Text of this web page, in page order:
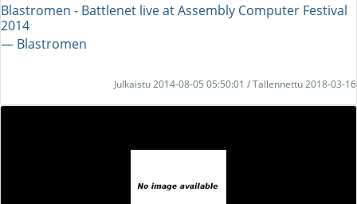
Blastromen - Battlenet live at Assembly Computer Festival
2014
― Blastromen
Julkaistu 2014-08-05 05:50:01 / Tallennettu 2018-03-16